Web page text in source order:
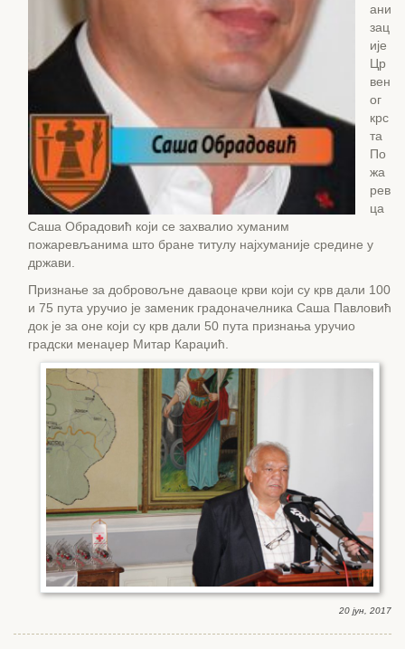
ани
зац
ије
Цр
вен
ог
крс
та
По
жа
рев
ца
Саша Обрадовић који се захвалио хуманим
пожаревљанима што бране титулу најхуманије средине у
држави.
Признање за добровољне даваоце крви који су крв дали 100
и 75 пута уручио је заменик градоначелника Саша Павловић
док је за оне који су крв дали 50 пута признања уручио
градски менаџер Митар Караџић.
20 јун, 2017